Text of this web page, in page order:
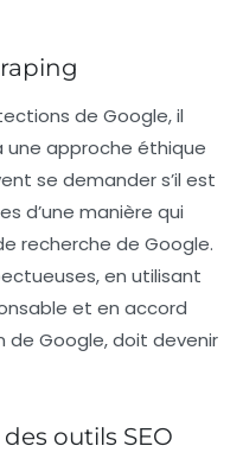
de Google, il
une approche éthique
se demander s’il est
d’une manière qui
recherche de Google.
en utilisant
et en accord
de Google, doit devenir
outils SEO